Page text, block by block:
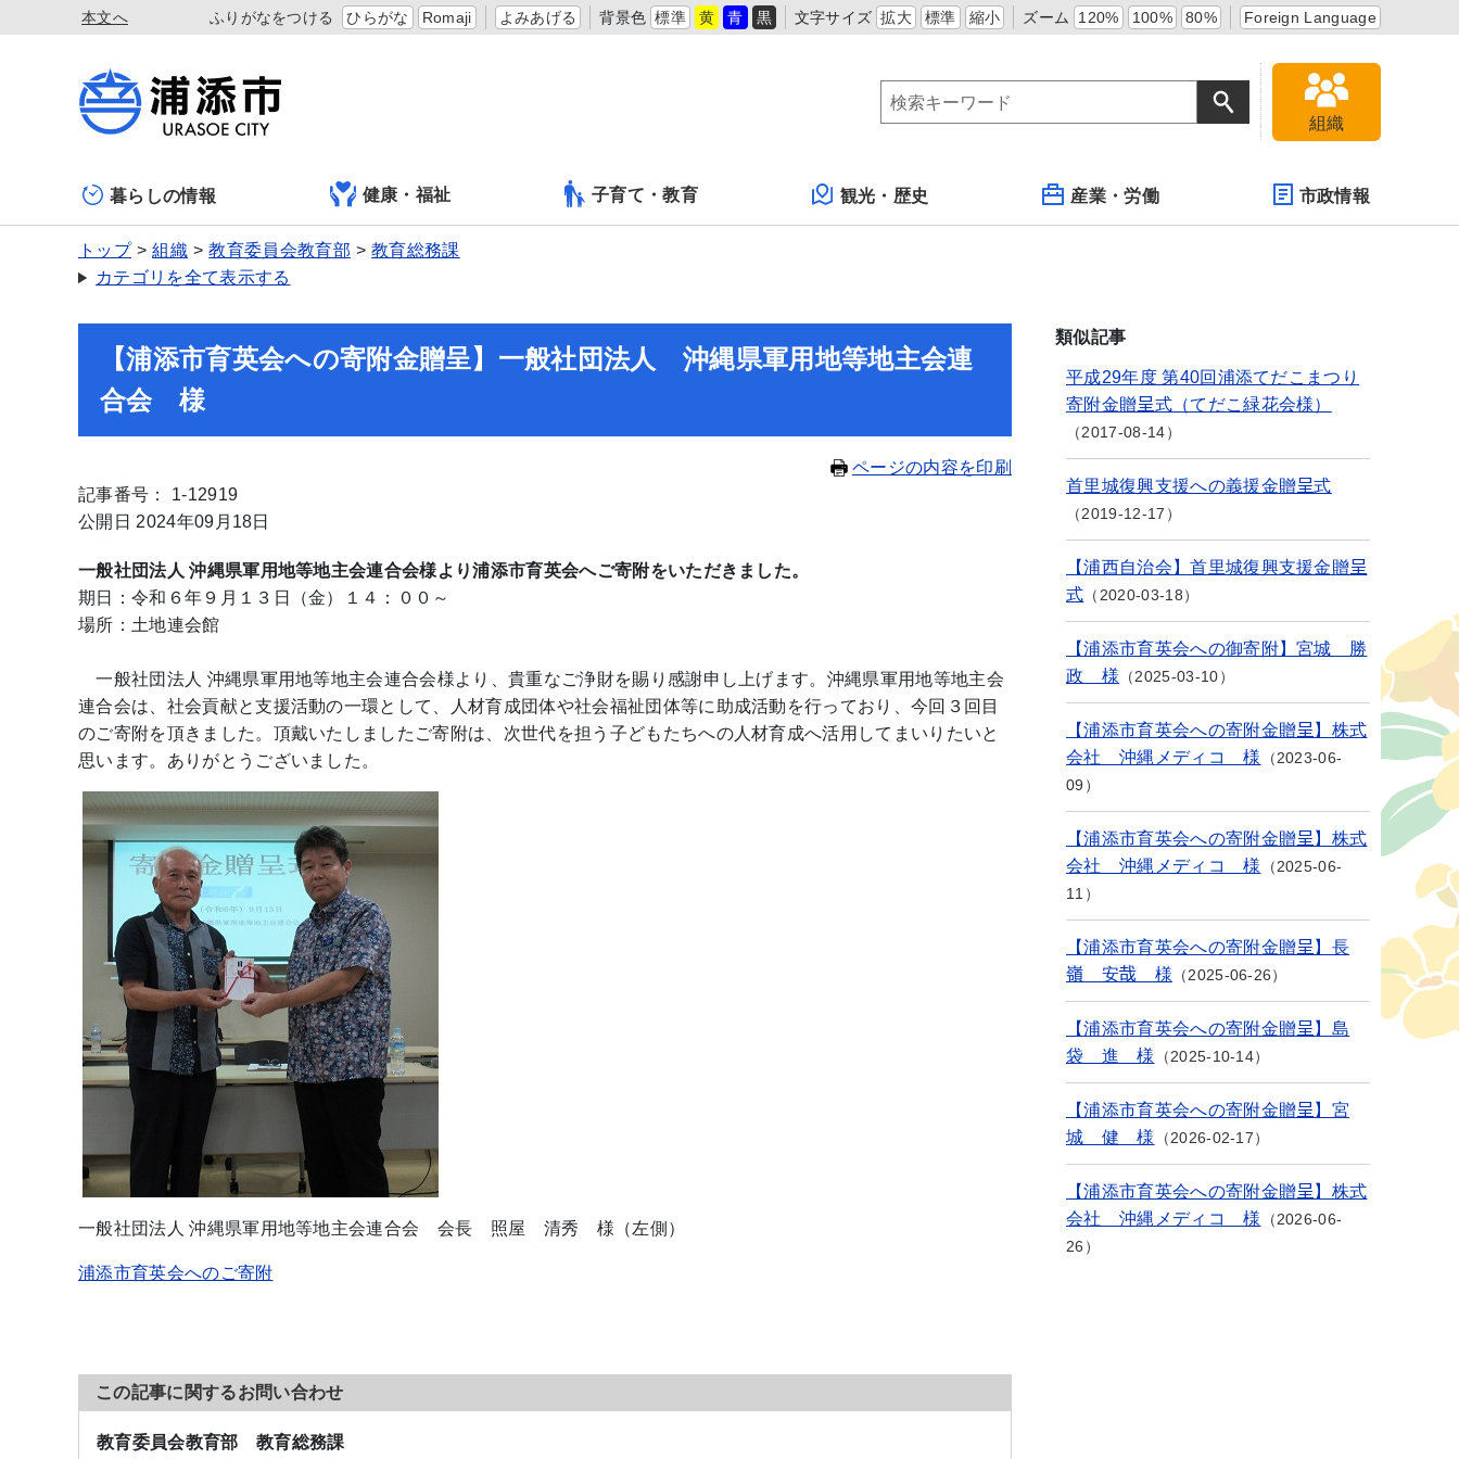
本文へ ふりがなをつける ひらがな Romaji よみあげる 背景色 標準 黄 青 黒 文字サイズ 拡大 標準 縮小 ズーム 120% 100% 80% Foreign Language
組織
暮らしの情報 健康・福祉 子育て・教育 観光・歴史 産業・労働 市政情報
トップ 組織 教育委員会教育部
教育総務課
カテゴリを全て表示する
【浦添市育英会への寄附金贈呈】一般社団法人 沖縄県軍用地等地主会連
合会 様
ページの内容を印刷
記事番号： 1-12919
公開日 2024年09月18日
一般社団法人 沖縄県軍用地等地主会連合会様より浦添市育英会へご寄附をいただきました。
期日：令和６年９月１３日（金）１４：００～
場所：土地連会館
一般社団法人 沖縄県軍用地等地主会連合会様より、貴重なご浄財を賜り感謝申し上げます。沖縄県軍用地等地主会
連合会は、社会貢献と支援活動の一環として、人材育成団体や社会福祉団体等に助成活動を行っており、今回３回目
のご寄附を頂きました。頂戴いたしましたご寄附は、次世代を担う子どもたちへの人材育成へ活用してまいりたいと
思います。ありがとうございました。
一般社団法人 沖縄県軍用地等地主会連合会 会長 照屋 清秀 様（左側）
浦添市育英会へのご寄附
この記事に関するお問い合わせ
教育委員会教育部 教育総務課
類似記事
平成29年度 第40回浦添てだこまつり
寄附金贈呈式（てだこ緑花会様）
2017-08-14
首里城復興支援への義援金贈呈式
2019-12-17
【浦西自治会】首里城復興支援金贈呈
式
2020-03-18
【浦添市育英会への御寄附】宮城 勝
政 様
2025-03-10
【浦添市育英会への寄附金贈呈】株式
会社 沖縄メディコ 様
2023-06-
09
【浦添市育英会への寄附金贈呈】株式
会社 沖縄メディコ 様
2025-06-
11
【浦添市育英会への寄附金贈呈】長
嶺 安哉 様
2025-06-26
【浦添市育英会への寄附金贈呈】島
袋 進 様
2025-10-14
【浦添市育英会への寄附金贈呈】宮
城 健 様
2026-02-17
【浦添市育英会への寄附金贈呈】株式
会社 沖縄メディコ 様
2026-06-
26